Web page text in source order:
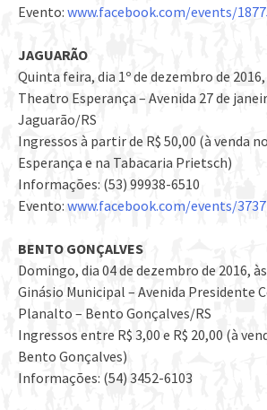
Evento: www.facebook.com/events/
JAGUARÃO
Quinta feira, dia 1º de dezembro de
Theatro Esperança – Avenida 27 de
Jaguarão/RS
Ingressos à partir de R$ 50,00 (à venda
Esperança e na Tabacaria Prietsch)
Informações: (53) 99938-6510
Evento: www.facebook.com/events/
BENTO GONÇALVES
Domingo, dia 04 de dezembro de 2016,
Ginásio Municipal – Avenida Presidente
Planalto – Bento Gonçalves/RS
Ingressos entre R$ 3,00 e R$ 20,00 (à
Bento Gonçalves)
Informações: (54) 3452-6103